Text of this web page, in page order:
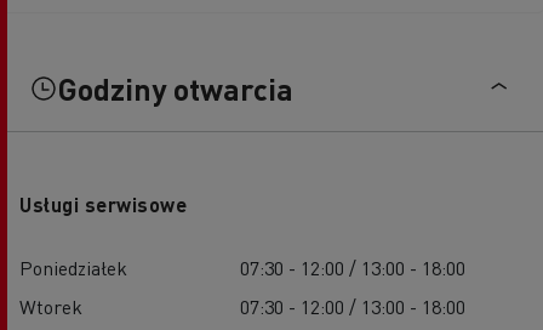
Godziny otwarcia
Usługi serwisowe
Poniedziałek
07:30 - 12:00 / 13:00 - 18:00
Wtorek
07:30 - 12:00 / 13:00 - 18:00